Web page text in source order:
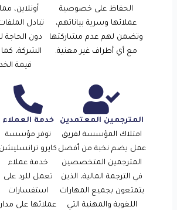
الحفاظ على خصوصية
عملائها وسرية بياناتهم،
وتضمن لهم عدم مشاركتها
مع أي أطراف غير معنية.
أونلاين،
تبادل
دون الحاجة
الشركة،
قيمة
المترجمين المعتمدين
امتلاك المؤسسة لفريق
عمل يضم نخبة من أفضل
المترجمين المتخصصين
في الترجمة المالية، الذين
يتمتعون بجميع المهارات
اللغوية والمهنية التي
خدمة العملاء
توفر مؤسسة
كايرو ترانسليشن
خدمة عملاء
تعمل للرد على
استفسارات
عملائها على مدار